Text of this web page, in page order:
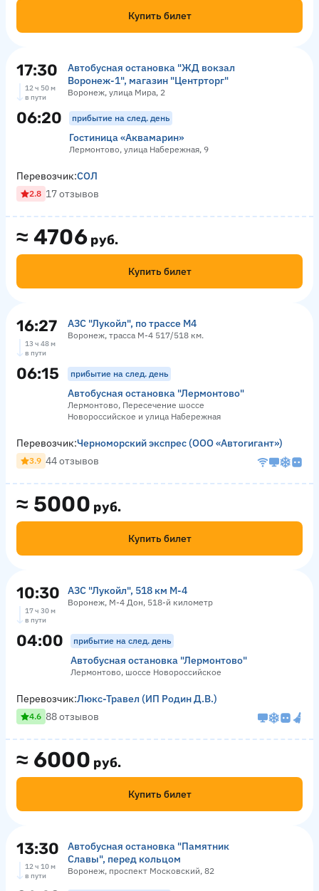
Купить билет
17:30
Автобусная остановка "ЖД вокзал
Воронеж-1", магазин "Центрторг"
Воронеж, улица Мира, 2
12 ч 50 м
в пути
06:20 прибытие на след. день
Гостиница «‎Аквамарин»
Лермонтово, улица Набережная, 9
≈ 4706 руб.
Купить билет
Перевозчик:СОЛ
2.8 17 отзывов
16:27 АЗС "Лукойл", по трассе М4
Воронеж, трасса М-4 517/518 км.
13 ч 48 м
в пути
06:15 прибытие на след. день
Автобусная остановка "Лермонтово"
Лермонтово, Пересечение шоссе
Новороссийское и улица Набережная
≈ 5000 руб.
Купить билет
Перевозчик:Черноморский экспрес (ООО «Автогигант»)
3.9 44 отзывов
10:30 АЗС "Лукойл", 518 км М-4
Воронеж, М-4 Дон, 518-й километр
17 ч 30 м
в пути
04:00 прибытие на след. день
Автобусная остановка "Лермонтово"
Лермонтово, шоссе Новороссийское
≈ 6000 руб.
Купить билет
Перевозчик:Люкс-Травел (ИП Родин Д.В.)
4.6 88 отзывов
13:30
Автобусная остановка "Памятник
Славы", перед кольцом
Воронеж, проспект Московский, 82
12 ч 10 м
в пути